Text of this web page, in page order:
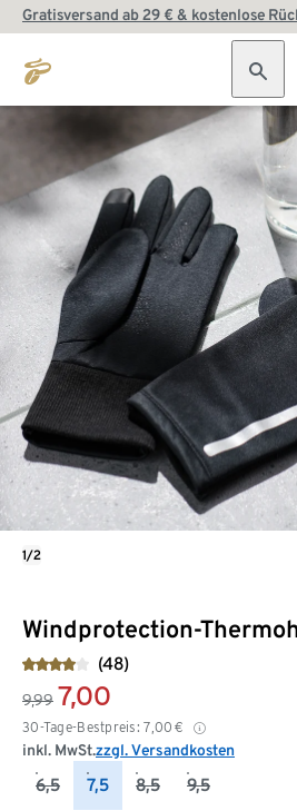
Gratisversand ab 29 € & kostenlose
Windprotection-
(48)
9,99 7,00
30-Tage-Bestpreis: 7,00 €
inkl. MwSt.zzgl. Versandkosten
6,5 7,5 8,5 9,5
1/2